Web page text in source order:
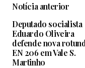
Notícia anterior
Deputado socialista
Eduardo Oliveira
defende nova
EN 206 em Vale S.
Martinho